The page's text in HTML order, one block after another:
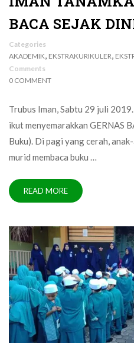
BACA SEJAK
Categories
AKADEMIK, EKSTRAKURIKULER,
Comments
0 COMMENT
Trubus Iman, Sabtu 29 juli
ikut menyemarakkan GERNAS
Buku). Di pagi yang cerah,
murid membaca buku …
READ MORE